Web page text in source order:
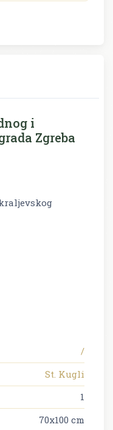
i
Zgreba
/
St. Kugli
1
70x100 cm